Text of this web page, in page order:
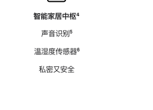
智能家居中枢脚
⁴
声音识别脚
⁵
温湿度传感器脚
⁶
私密又安全